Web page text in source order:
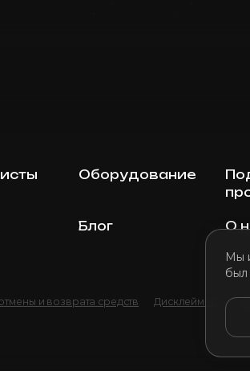
Мы
был
Оборудование
Блог О
и возврата средств Дисклеймер